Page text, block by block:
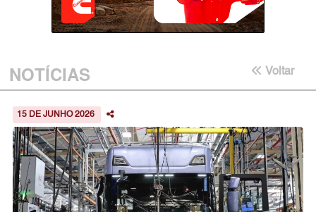
NOTÍCIAS Voltar
15 DE JUNHO 2026